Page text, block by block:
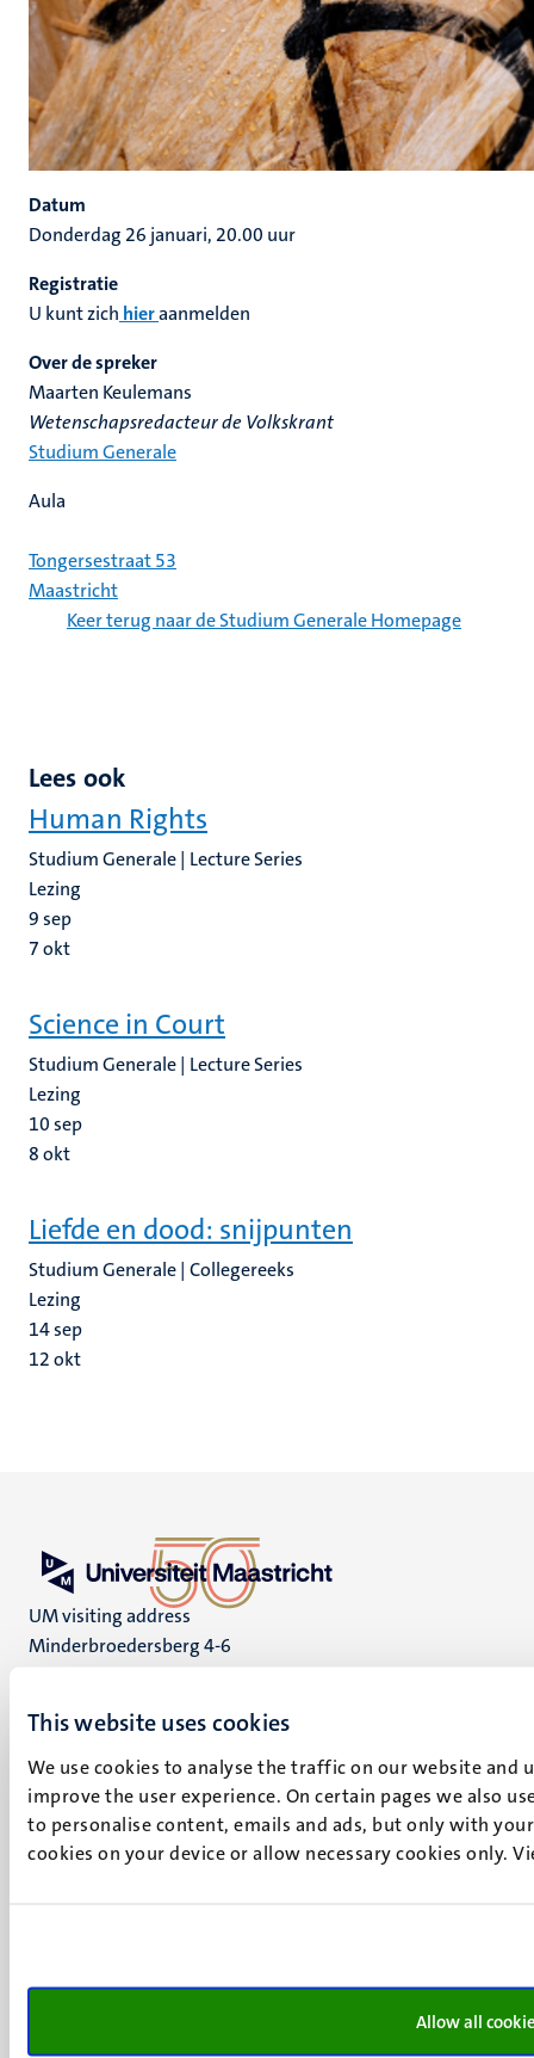
This website uses cookies
We use cookies to analyse the traffic on our website and
improve the user experience. On certain pages we also
to personalise content, emails and ads, but only with
cookies on your device or allow necessary cookies only.
Allow all
Datum
Donderdag 26 januari, 20.00 uur
Registratie
U kunt zich hieraanmelden
Over de spreker
Maarten Keulemans
Wetenschapsredacteur de Volkskrant
Studium Generale
Aula
Tongersestraat 53
Maastricht
Keer terug naar de Studium Generale Homepage
Lees ook
Human Rights
Studium Generale | Lecture Series
Lezing
9sep
7okt
Science in Court
Studium Generale | Lecture Series
Lezing
10sep
8okt
Liefde en dood: snijpunten
Studium Generale | Collegereeks
Lezing
14sep
12okt
UM visiting address
Minderbroedersberg 4-6
+31 43 388 2222
UM postal address
P.O. Box 616
6200 MD
LinkedIn